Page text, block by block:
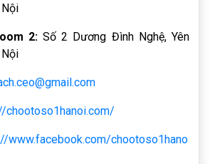
Nội
2:Số 2 Dương Đình Nghệ, Yên
Nội
chootoso1hanoi.com/
www.facebook.com/chootoso1hano